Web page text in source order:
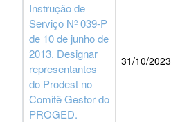
Instrução de
Serviço Nº 039-P
de 10 de junho de
2013. Designar
representantes
do Prodest no
Comitê Gestor do
PROGED.
31/10/2023